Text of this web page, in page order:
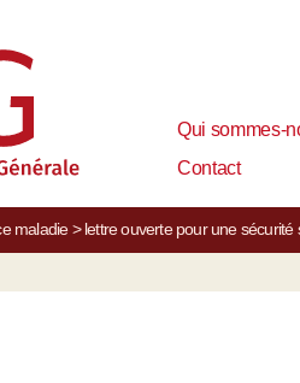
Qui sommes-
Contact
maladie> lettre ouverte pour une